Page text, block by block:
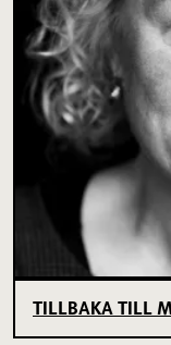
TILLBAKA TILL